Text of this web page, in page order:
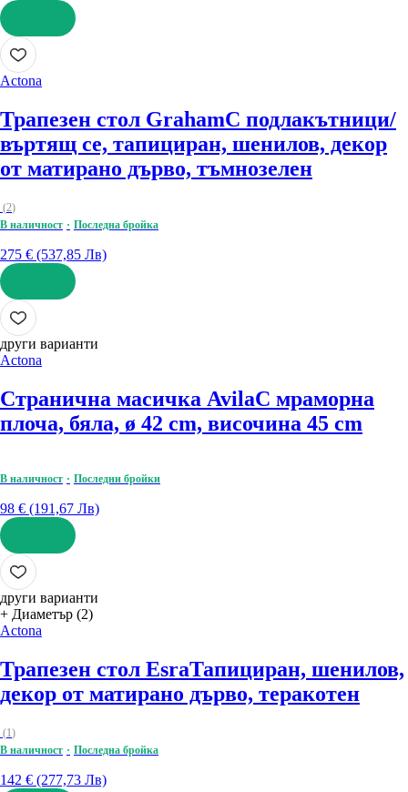
ДОБАВИ
Actona
Трапезен стол GrahamС подлакътници/
въртящ се, тапициран, шенилов, декор
от матирано дърво, тъмнозелен
(2)
В наличност
Последна бройка
275 € (537,85 Лв)
ДОБАВИ
други варианти
Actona
Странична масичка AvilaС мраморна
плоча, бяла, ø 42 cm, височина 45 cm
В наличност Последни бройки
98 € (191,67 Лв)
ДОБАВИ
други варианти
+ Диаметър (2)
Actona
Трапезен стол EsraТапициран, шенилов,
декор от матирано дърво, теракотен
(1)
В наличност
Последна бройка
142 € (277,73 Лв)